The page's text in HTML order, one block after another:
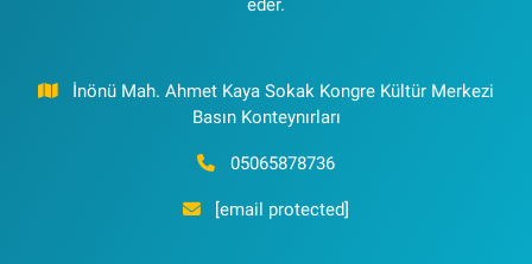
eder.
İnönü Mah. Ahmet Kaya Sokak Kongre Kültür Merkezi
Basın Konteynırları
05065878736
[email protected]